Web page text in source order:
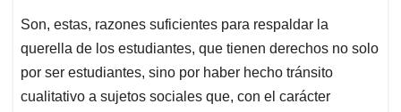
Son, estas, razones suficientes para respaldar la
querella de los estudiantes, que tienen derechos no solo
por ser estudiantes, sino por haber hecho tránsito
cualitativo a sujetos sociales que, con el carácter